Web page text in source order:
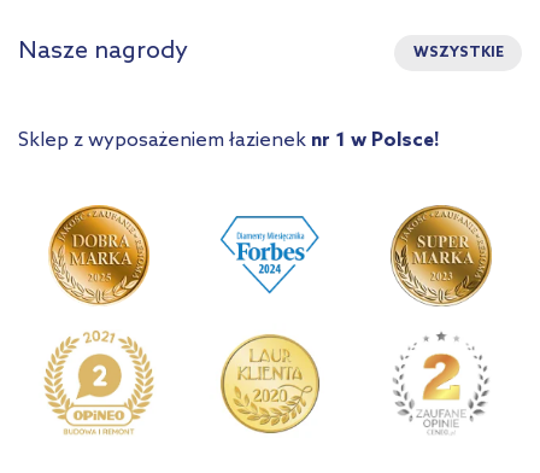
Nasze nagrody WSZYSTKIE
Sklep z wyposażeniem łazienek nr 1 w Polsce!